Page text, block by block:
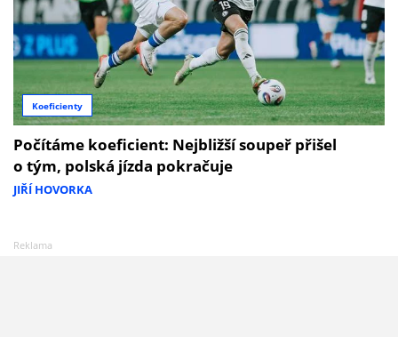
Koeficienty
Počítáme koeficient: Nejbližší soupeř přišel
o tým, polská jízda pokračuje
JIŘÍ HOVORKA